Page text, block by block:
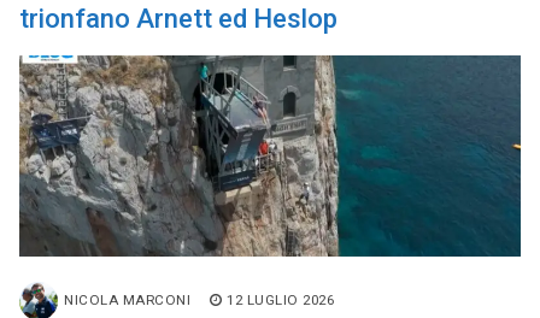
trionfano Arnett ed Heslop
NICOLA MARCONI 12 LUGLIO 2026